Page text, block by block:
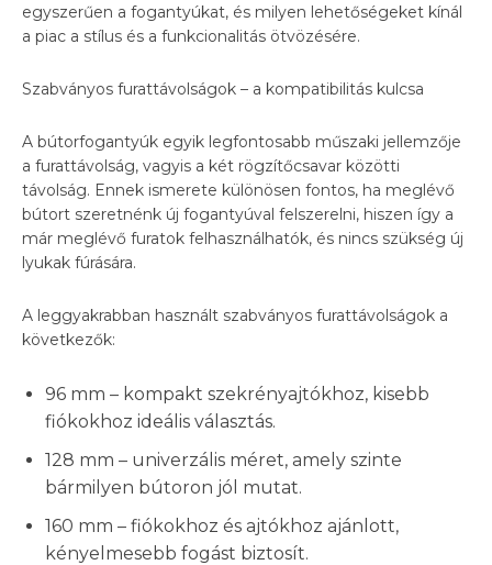
egyszerűen a fogantyúkat, és milyen lehetőségeket kínál
a piac a stílus és a funkcionalitás ötvözésére.
Szabványos furattávolságok – a kompatibilitás kulcsa
A bútorfogantyúk egyik legfontosabb műszaki jellemzője
a furattávolság, vagyis a két rögzítőcsavar közötti
távolság. Ennek ismerete különösen fontos, ha meglévő
bútort szeretnénk új fogantyúval felszerelni, hiszen így a
már meglévő furatok felhasználhatók, és nincs szükség új
lyukak fúrására.
A leggyakrabban használt szabványos furattávolságok a
következők:
96 mm – kompakt szekrényajtókhoz, kisebb
fiókokhoz ideális választás.
128 mm – univerzális méret, amely szinte
bármilyen bútoron jól mutat.
160 mm – fiókokhoz és ajtókhoz ajánlott,
kényelmesebb fogást biztosít.